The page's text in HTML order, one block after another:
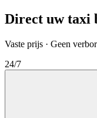
Direct uw taxi
Vaste prijs · Geen
24/7